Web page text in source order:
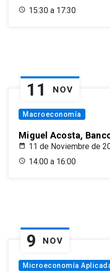
15:30 a 17:30
11 NOV
Macroeconomía
Miguel Acosta,
11 de Noviembre de
14:00 a 16:00
9 NOV
Microeconomía